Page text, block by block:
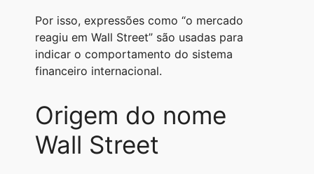
Por isso, expressões como “o mercado
reagiu em Wall Street” são usadas para
indicar o comportamento do sistema
financeiro internacional.
Origem do nome
Wall Street